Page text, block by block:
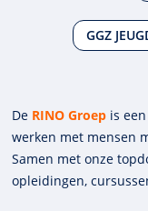
GGZ
De RINO Groep is
werken met mensen
Samen met onze
opleidingen,